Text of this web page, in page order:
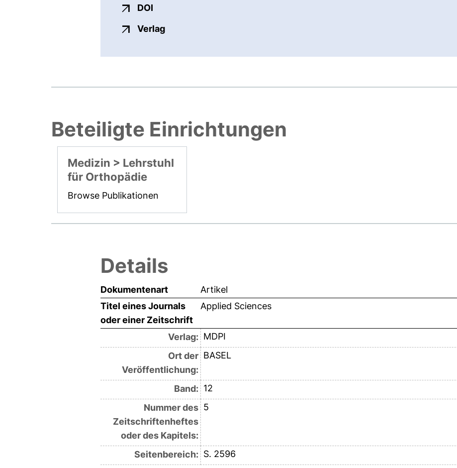
DOI
Verlagexterner Link, öffnet neues Fenster
Beteiligte Einrichtungen
Medizin > Lehrstuhl
für Orthopädie
Browse Publikationen
Details
Dokumentenart
Artikel
Titel eines Journals
oder einer Zeitschrift
Applied Sciences
Verlag: MDPI
Ort der
Veröffentlichung:
BASEL
Band: 12
Nummer des
Zeitschriftenheftes
oder des Kapitels:
5
Seitenbereich: S. 2596